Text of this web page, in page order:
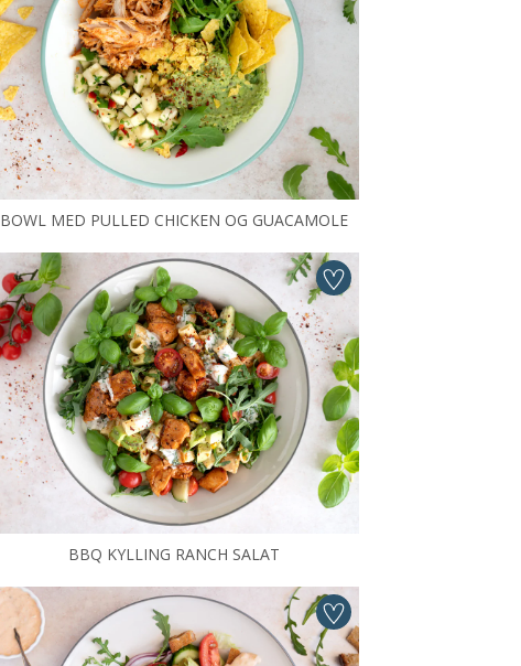
BOWL MED PULLED CHICKEN OG GUACAMOLE
BBQ KYLLING RANCH SALAT